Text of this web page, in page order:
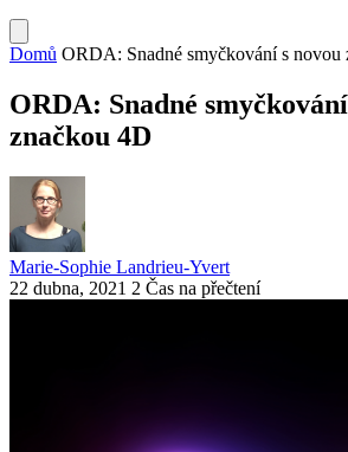
Domů ORDA: Snadné smyčkování s novou
ORDA: Snadné
značkou 4D
Marie-Sophie Landrieu-Yvert
22 dubna, 2021 2 Čas na přečtení